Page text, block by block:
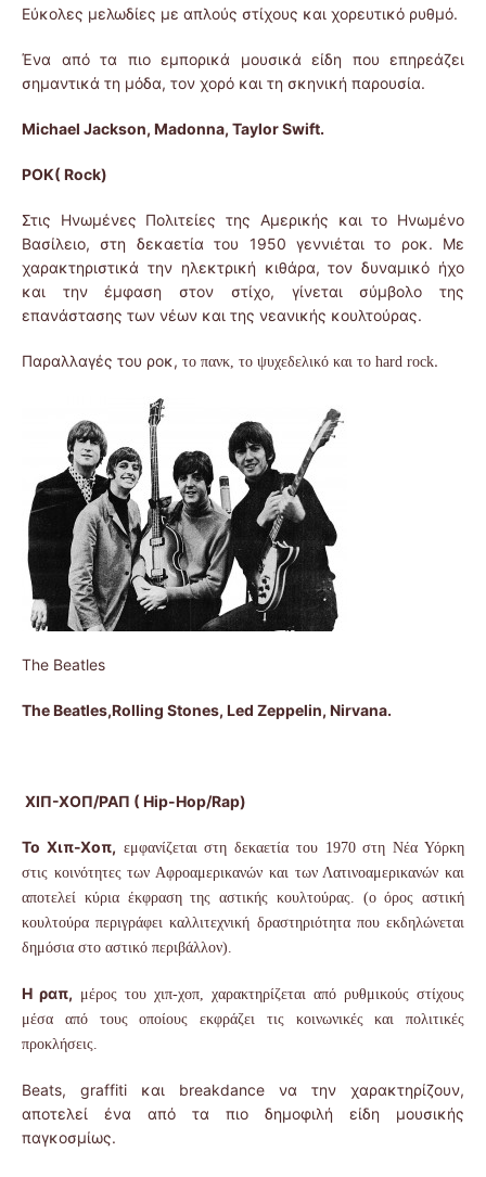
Εύκολες μελωδίες με απλούς στίχους και χορευτικό ρυθμό.
Ένα από τα πιο εμπορικά μουσικά είδη που επηρεάζει
σημαντικά τη μόδα, τον χορό και τη σκηνική παρουσία.
Michael Jackson, Madonna, Taylor Swift.
ΡΟΚ( Rock)
Στις Ηνωμένες Πολιτείες της Αμερικής και το Ηνωμένο
Βασίλειο, στη δεκαετία του 1950 γεννιέται το ροκ. Με
χαρακτηριστικά την ηλεκτρική κιθάρα, τον δυναμικό ήχο
και την έμφαση στον στίχο, γίνεται σύμβολο της
επανάστασης των νέων και της νεανικής κουλτούρας.
Παραλλαγές του ροκ, το πανκ, το ψυχεδελικό και το hard rock.
The Beatles
The Beatles,Rolling Stones, Led Zeppelin, Nirvana.
ΧΙΠ-ΧΟΠ/ΡΑΠ ( Hip-Hop/Rap)
Το Χιπ-Χοπ, εμφανίζεται στη δεκαετία του 1970 στη Νέα Υόρκη
στις κοινότητες των Αφροαμερικανών και των Λατινοαμερικανών και
αποτελεί κύρια έκφραση της αστικής κουλτούρας. (ο όρος αστική
κουλτούρα περιγράφει καλλιτεχνική δραστηριότητα που εκδηλώνεται
δημόσια στο αστικό περιβάλλον).
Η ραπ, μέρος του χιπ-χοπ, χαρακτηρίζεται από ρυθμικούς στίχους
μέσα από τους οποίους εκφράζει τις κοινωνικές και πολιτικές
προκλήσεις.
Beats, graffiti και breakdance να την χαρακτηρίζουν,
αποτελεί ένα από τα πιο δημοφιλή είδη μουσικής
παγκοσμίως.